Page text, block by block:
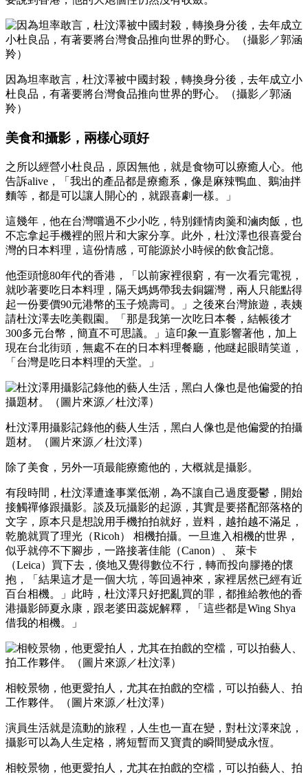
因為坦率敢言，杜汶澤被中國封殺，轉換身分後，去年成立小
杜良品，有著要將台灣食品推向世界的野心。（攝影／郭涵
羚）
美食和攝影，兩樣心頭好
之所以經營小杜良品，原因無他，就是食物可以療癒人心。他
告訴alive，「我出的產品都是療癒系，像是麻辣鴨血、鵝油拌
麵等，都是可以讓人開心的，就跟喜劇一樣。」
這幾年，他在台灣嚐過不少小吃，特別鍾情肉羹和滷肉飯，也
不忘拿起手機裡的照片和大家分享。此外，杜汶澤也很喜愛台
灣的日本料理，這份情感，可能源於小時候的飲食記憶。
他歪頭憶80年代的香港，「以前家裡很窮，有一次看完電視，
就吵著要吃日本料理，隔天媽媽帶我去銅鑼灣，兩人只能點得
起一份要價90元港幣的玉子燒壽司。」之後來台灣旅遊，表姨
請杜汶澤去吃美觀園。「那是我第一次吃日本餐，結帳後才
300多元台幣，簡直不可思議。」這印象一直影響著他，加上
現在台北街頭，無處不在的日本料理餐廳，他瞇起眼睛笑道，
「台灣是吃日本料理的天堂。」
杜汶澤用攝影記錄他的藝人生活，黑白人像也是他偏愛的拍攝
題材。（圖片來源／杜汶澤）
除了美食，另外一項最能療癒他的，大概就是攝影。
有段時間，杜汶澤遭逢事業低潮，為不讓自己過度憂鬱，開始
接觸禪修跟攝影。談及玩攝影的起源，其實是要搭配部落格的
文字，原本只是想說用手機拍拍就好，豈料，越拍越不滿足，
乾脆就買了理光（Ricoh） 相機拍攝。一旦進入相機的世界，
似乎就停不下腳步，一路接著佳能（Canon）、 萊卡
（Leica）買下去，倏地又覺得數位不行，轉而投向膠捲的懷
抱，「結果這才是一個大坑，等回過神來，家裡居然已經有近
百台相機。」此時，杜汶澤只好把亂買的罪，都推給教他的香
港攝影師夏永康，跟老婆田蕊妮解釋，「這些都是Wing Shya
借我的相機。」
相較景物，他更愛拍人，尤其在拍戲的空檔，可以拍藝人、拍
工作夥伴。（圖片來源／杜汶澤）
演員生活就是流動的旅程，人生也一直在變，對杜汶澤來說，
攝影可以為人生定格，將短暫而又寶貴的瞬間變成永恆。
相較景物，他更愛拍人，尤其在拍戲的空檔，可以拍藝人、拍